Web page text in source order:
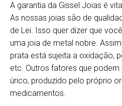
A garantia da Gissel Joias é
As nossas joias são de
de Lei. Isso quer dizer que
uma joia de metal nobre.
prata está sujeita a oxidação,
etc. Outros fatores que
úrico, produzido pelo próprio
medicamentos.